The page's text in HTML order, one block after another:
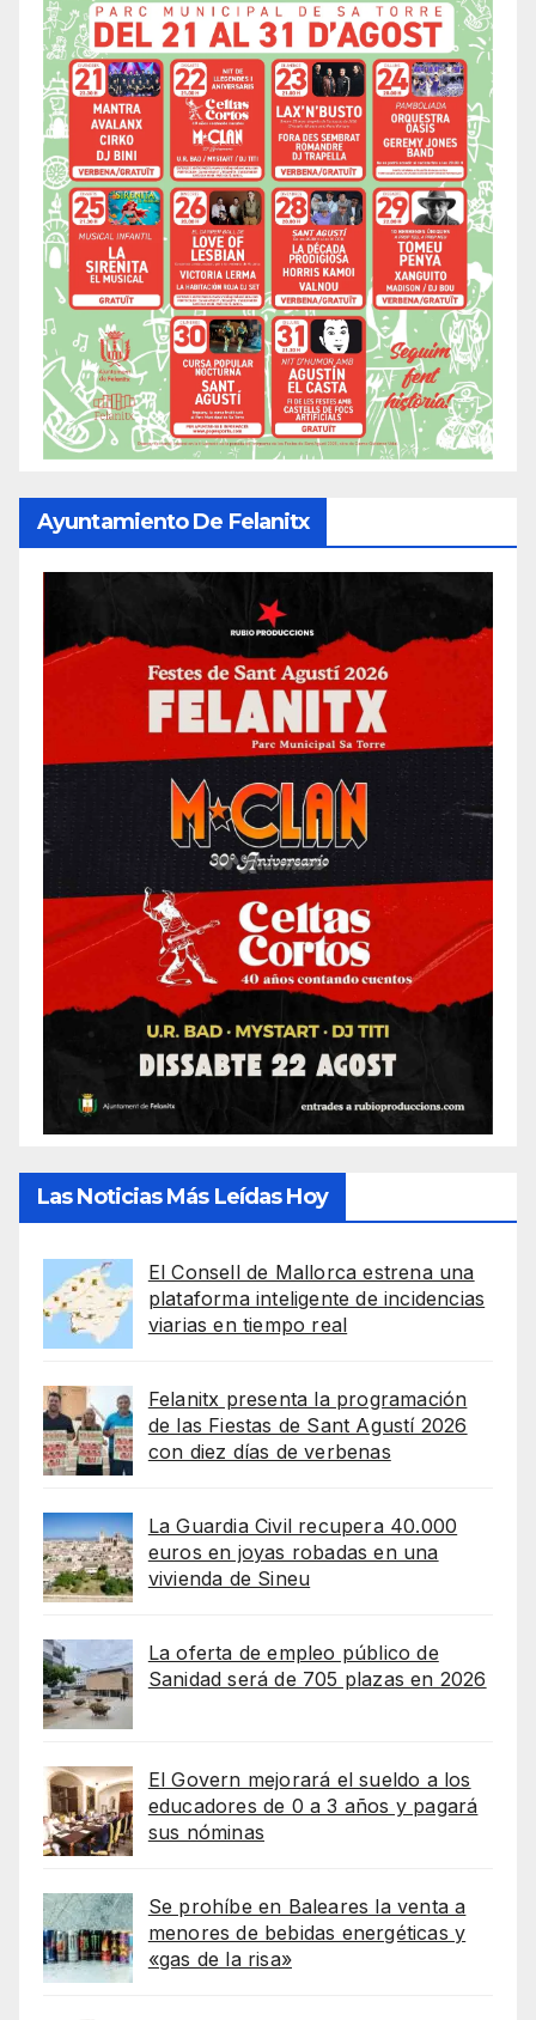
Ayuntamiento De Felanitx
Las Noticias Más Leídas Hoy
El Consell de Mallorca estrena una
plataforma inteligente de incidencias
viarias en tiempo real
Felanitx presenta la programación
de las Fiestas de Sant Agustí 2026
con diez días de verbenas
La Guardia Civil recupera 40.000
euros en joyas robadas en una
vivienda de Sineu
La oferta de empleo público de
Sanidad será de 705 plazas en 2026
El Govern mejorará el sueldo a los
educadores de 0 a 3 años y pagará
sus nóminas
Se prohíbe en Baleares la venta a
menores de bebidas energéticas y
«gas de la risa»